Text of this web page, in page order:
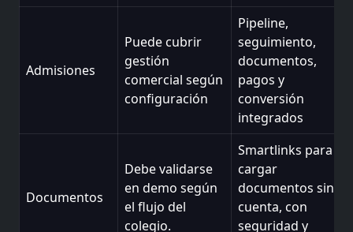
Admisiones
Puede cubrir
gestión
comercial según
configuración
Pipeline,
seguimiento,
documentos,
pagos y
conversión
integrados
Documentos
Debe validarse
en demo según
el flujo del
colegio.
Smartlinks para
cargar
documentos sin
cuenta, con
seguridad y